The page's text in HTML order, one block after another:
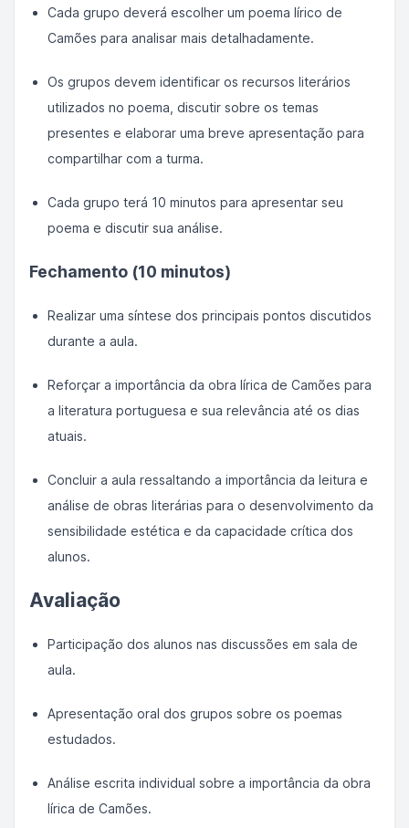
Cada grupo deverá escolher um poema lírico de
Camões para analisar mais detalhadamente.
Os grupos devem identificar os recursos literários
utilizados no poema, discutir sobre os temas
presentes e elaborar uma breve apresentação para
compartilhar com a turma.
Cada grupo terá 10 minutos para apresentar seu
poema e discutir sua análise.
Fechamento (10 minutos)
Realizar uma síntese dos principais pontos discutidos
durante a aula.
Reforçar a importância da obra lírica de Camões para
a literatura portuguesa e sua relevância até os dias
atuais.
Concluir a aula ressaltando a importância da leitura e
análise de obras literárias para o desenvolvimento da
sensibilidade estética e da capacidade crítica dos
alunos.
Avaliação
Participação dos alunos nas discussões em sala de
aula.
Apresentação oral dos grupos sobre os poemas
estudados.
Análise escrita individual sobre a importância da obra
lírica de Camões.